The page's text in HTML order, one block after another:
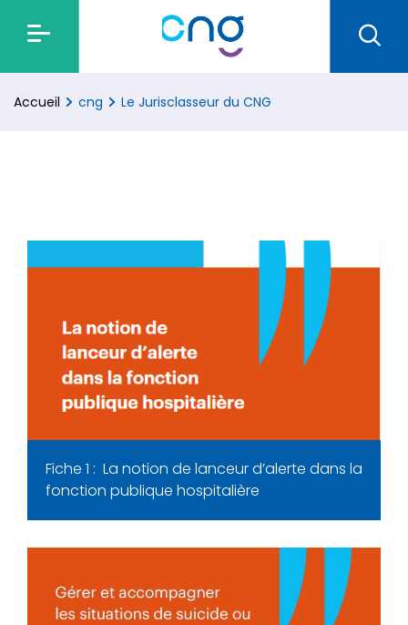
Accueil cng Le Jurisclasseur du CNG
Fiche 1 : La notion de lanceur d’alerte dans la
fonction publique hospitalière